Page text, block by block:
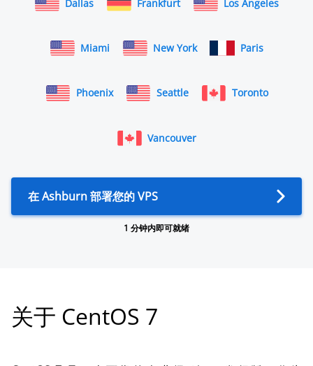
Dallas Frankfurt Los Angeles
Miami New York Paris
Phoenix Seattle Toronto
Vancouver
在 Ashburn 部署您的 VPS
1 分钟内即可就绪
关于 CentOS 7